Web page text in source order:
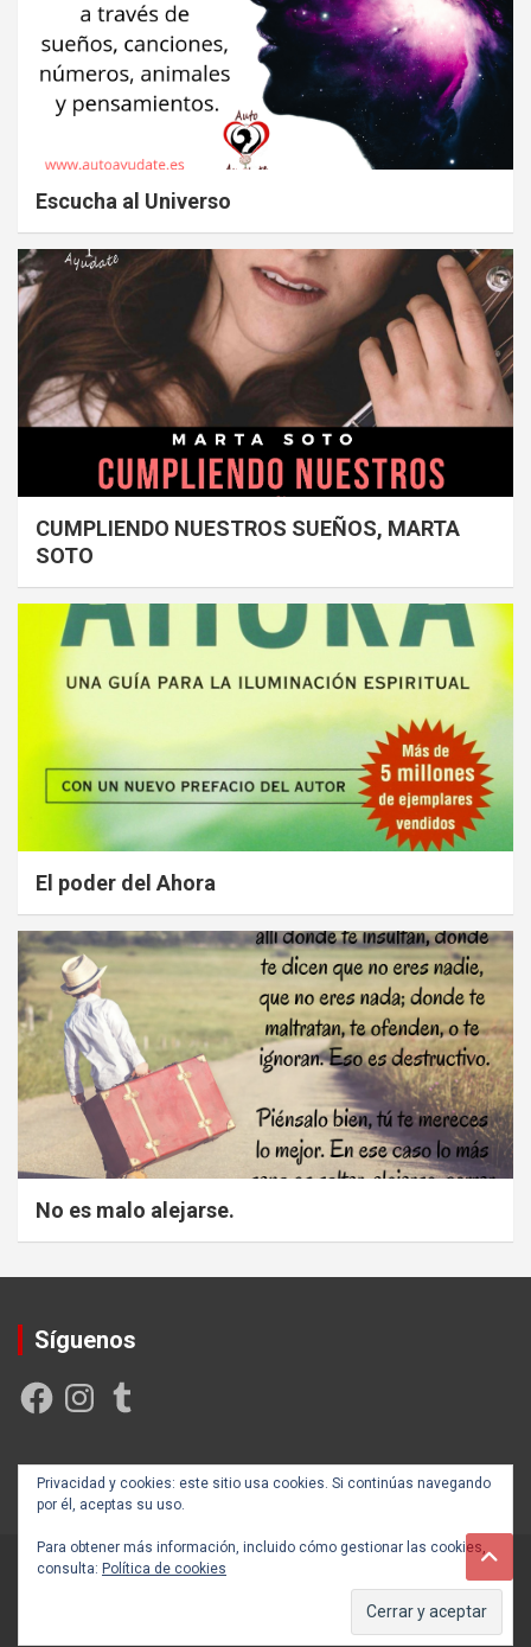
Escucha al Universo
CUMPLIENDO NUESTROS SUEÑOS, MARTA
SOTO
El poder del Ahora
No es malo alejarse.
Síguenos
FacebookInstagramTumblr
Privacidad y cookies: este sitio usa cookies. Si continúas navegando
por él, aceptas su uso.
Para obtener más información, incluido cómo gestionar las cookies,
consulta: Política de cookies
Creada y posicionada por Rogama Informática
Autoayúdate